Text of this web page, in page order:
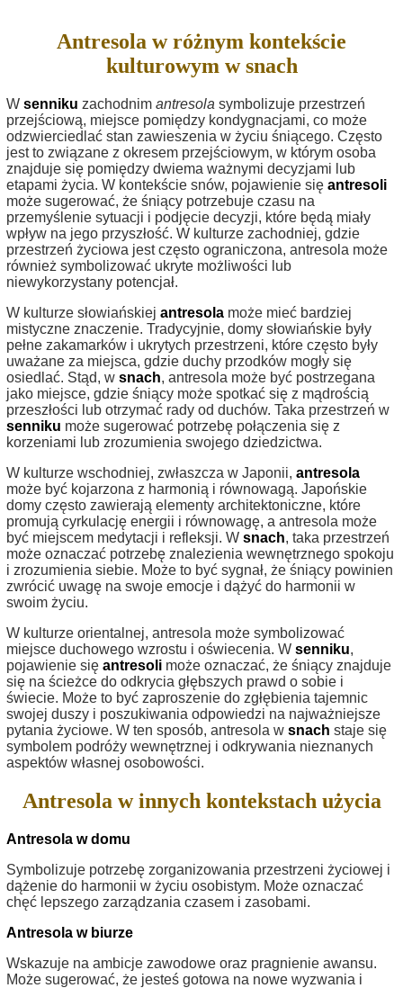
Antresola w różnym kontekście
kulturowym w snach
W senniku zachodnim antresola symbolizuje przestrzeń
przejściową, miejsce pomiędzy kondygnacjami, co może
odzwierciedlać stan zawieszenia w życiu śniącego. Często
jest to związane z okresem przejściowym, w którym osoba
znajduje się pomiędzy dwiema ważnymi decyzjami lub
etapami życia. W kontekście snów, pojawienie się antresoli
może sugerować, że śniący potrzebuje czasu na
przemyślenie sytuacji i podjęcie decyzji, które będą miały
wpływ na jego przyszłość. W kulturze zachodniej, gdzie
przestrzeń życiowa jest często ograniczona, antresola może
również symbolizować ukryte możliwości lub
niewykorzystany potencjał.
W kulturze słowiańskiej antresola może mieć bardziej
mistyczne znaczenie. Tradycyjnie, domy słowiańskie były
pełne zakamarków i ukrytych przestrzeni, które często były
uważane za miejsca, gdzie duchy przodków mogły się
osiedlać. Stąd, w snach, antresola może być postrzegana
jako miejsce, gdzie śniący może spotkać się z mądrością
przeszłości lub otrzymać rady od duchów. Taka przestrzeń w
senniku może sugerować potrzebę połączenia się z
korzeniami lub zrozumienia swojego dziedzictwa.
W kulturze wschodniej, zwłaszcza w Japonii, antresola
może być kojarzona z harmonią i równowagą. Japońskie
domy często zawierają elementy architektoniczne, które
promują cyrkulację energii i równowagę, a antresola może
być miejscem medytacji i refleksji. W snach, taka przestrzeń
może oznaczać potrzebę znalezienia wewnętrznego spokoju
i zrozumienia siebie. Może to być sygnał, że śniący powinien
zwrócić uwagę na swoje emocje i dążyć do harmonii w
swoim życiu.
W kulturze orientalnej, antresola może symbolizować
miejsce duchowego wzrostu i oświecenia. W senniku,
pojawienie się antresoli może oznaczać, że śniący znajduje
się na ścieżce do odkrycia głębszych prawd o sobie i
świecie. Może to być zaproszenie do zgłębienia tajemnic
swojej duszy i poszukiwania odpowiedzi na najważniejsze
pytania życiowe. W ten sposób, antresola w snach staje się
symbolem podróży wewnętrznej i odkrywania nieznanych
aspektów własnej osobowości.
Antresola w innych kontekstach użycia
Antresola w domu
Symbolizuje potrzebę zorganizowania przestrzeni życiowej i
dążenie do harmonii w życiu osobistym. Może oznaczać
chęć lepszego zarządzania czasem i zasobami.
Antresola w biurze
Wskazuje na ambicje zawodowe oraz pragnienie awansu.
Może sugerować, że jesteś gotowa na nowe wyzwania i